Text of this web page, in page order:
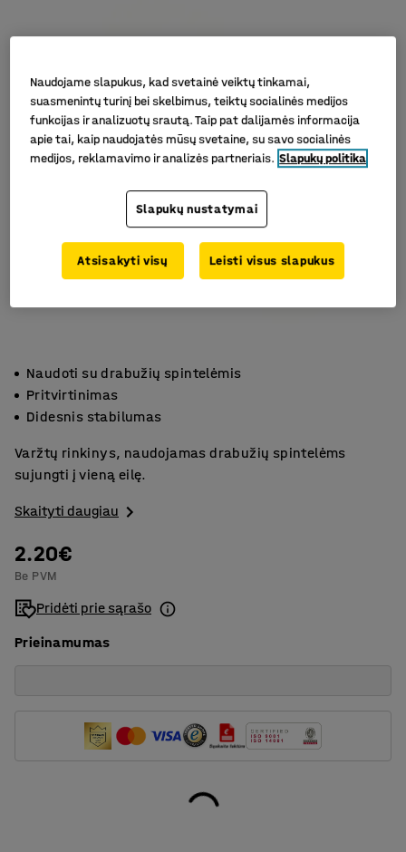
Naudoti su drabužių spintelėmis
Pritvirtinimas
Didesnis stabilumas
Varžtų rinkinys, naudojamas drabužių spintelėms
sujungti į vieną eilę.
Skaityti daugiau
2.20€
Be PVM
Pridėti prie sąrašo
Prieinamumas
Naudojame slapukus, kad svetainė veiktų tinkamai,
suasmenintų turinį bei skelbimus, teiktų socialinės medijos
funkcijas ir analizuotų srautą. Taip pat dalijamės informacija
apie tai, kaip naudojatės mūsų svetaine, su savo socialinės
medijos, reklamavimo ir analizės partneriais. Slapukų politika
Slapukų nustatymai
Atsisakyti visų Leisti visus slapukus